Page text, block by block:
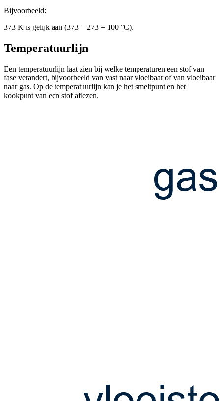
Bijvoorbeeld:
373 K is gelijk aan (373 − 273 = 100 °C).
Temperatuurlijn
Een temperatuurlijn laat zien bij welke temperaturen een stof van
fase verandert, bijvoorbeeld van vast naar vloeibaar of van vloeibaar
naar gas. Op de temperatuurlijn kan je het smeltpunt en het
kookpunt van een stof aflezen.